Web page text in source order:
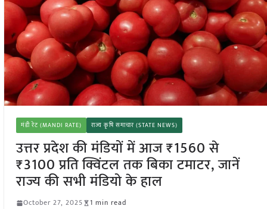
मंडी रेट (MANDI RATE) राज्य कृषि समाचार (STATE NEWS)
उत्तर प्रदेश की मंडियों में आज ₹1560 से
₹3100 प्रति क्विंटल तक बिका टमाटर, जानें
राज्य की सभी मंडियो के हाल
October 27, 2025
1 min read